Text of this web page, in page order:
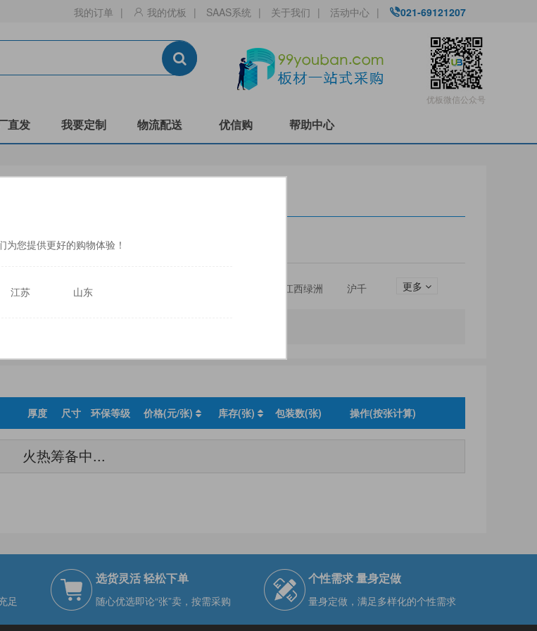
为您提供更好的购物体验！
江苏 山东
我的订单 | 我的优板 | SAAS系统 | 关于我们 | 活动中心 | 021-69121207
优板微信公众号
直发 我要定制 物流配送 优信购 帮助中心
标 阻燃B1-C 防潮
佳诺威薄板 永林蓝豹 江西绿洲
沪千
更多
厚度 尺寸 环保等级 价格(元/张) 库存(张) 包装数(张) 操作(按张计算)
火热筹备中...
足
选货灵活 轻松下单
随心优选即论“张”卖，按需采购
个性需求 量身定做
量身定做，满足多样化的个性需求